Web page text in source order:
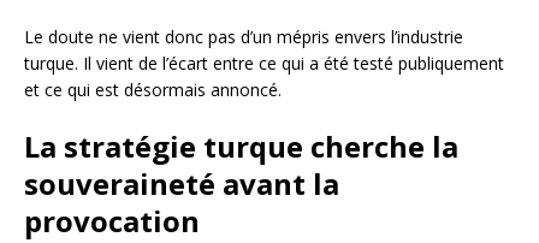
Le doute ne vient donc pas d’un mépris envers l’industrie
turque. Il vient de l’écart entre ce qui a été testé publiquement
et ce qui est désormais annoncé.
La stratégie turque cherche la
souveraineté avant la
provocation